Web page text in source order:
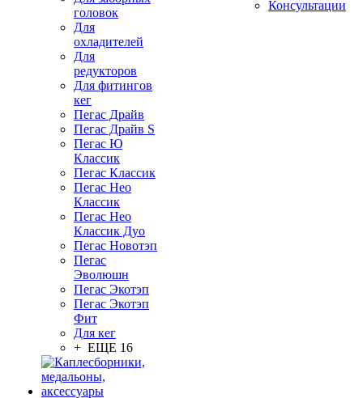
головок
Для
охладителей
Для
редукторов
Для фитингов
кег
Пегас Драйв
Пегас Драйв S
Пегас Ю
Классик
Пегас Классик
Пегас Нео
Классик
Пегас Нео
Классик Дуо
Пегас Новотэп
Пегас
Эволюшн
Пегас Экотэп
Пегас Экотэп
Фит
Для кег
+ ЕЩЕ 16
Консультации